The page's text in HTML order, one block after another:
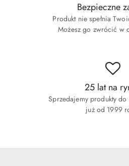
Bezpieczne
Produkt nie spełnia
Możesz go zwrócić w
25 lat na
Sprzedajemy produkty do
już od 1999